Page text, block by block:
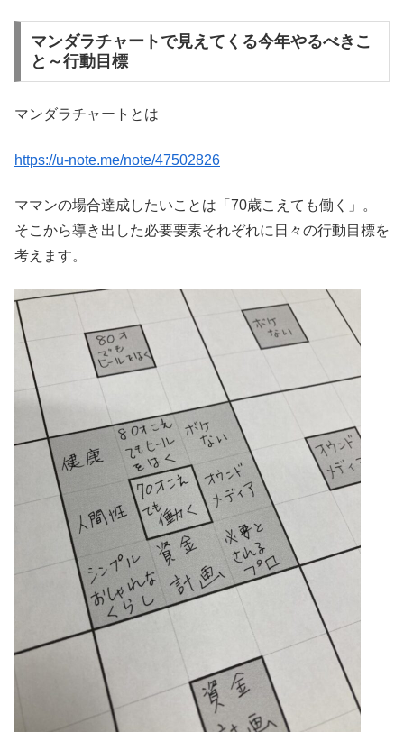
マンダラチャートで見えてくる今年やるべきこ
と～行動目標
マンダラチャートとは
https://u-note.me/note/47502826
ママンの場合達成したいことは「70歳こえても働く」。
そこから導き出した必要要素それぞれに日々の行動目標を
考えます。